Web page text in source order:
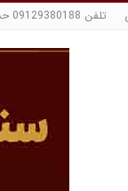
تلفن 09129380188 حسینی